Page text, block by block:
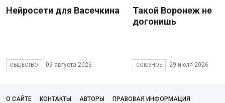
Нейросети для Васечкина
ОБЩЕСТВО 09 августа 2026
Такой Воронеж не
догонишь
СОЮЗНОЕ 29 июля 2026
О САЙТЕ КОНТАКТЫ АВТОРЫ ПРАВОВАЯ ИНФОРМАЦИЯ